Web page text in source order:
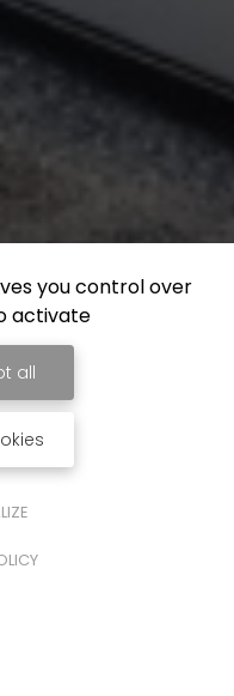
you control over
activate
all